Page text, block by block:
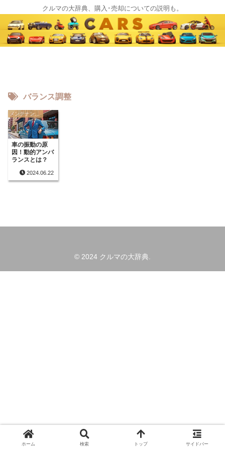
クルマの大辞典、購入･売却についての説明も。
バランス調整
メンテナンスに関する用語
車の振動の原
因！動的アンバ
ランスとは？
2024.06.22
© 2024 クルマの大辞典.
ホーム 検索 トップ サイドバー